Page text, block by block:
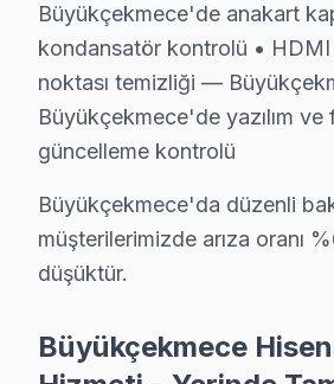
• Enerji tasarrufu için
Büyükçekmece'da düzenli
Hisense Onarım Garantisi
Hisense TV Servis Garanti Belgesi –
Büyükçekmece'de Hisense
Büyükçekmece garanti
• Büyükçekmece'de işçilik
• Büyükçekmece'de aynı
Büyükçekmece'de anakart
kondansatör kontrolü • HDMI
noktası temizliği —
Büyükçekmece'de yazılım ve
güncelleme kontrolü
Büyükçekmece'da düzenli
müşterilerimizde arıza oranı
düşüktür.
Büyükçekmece